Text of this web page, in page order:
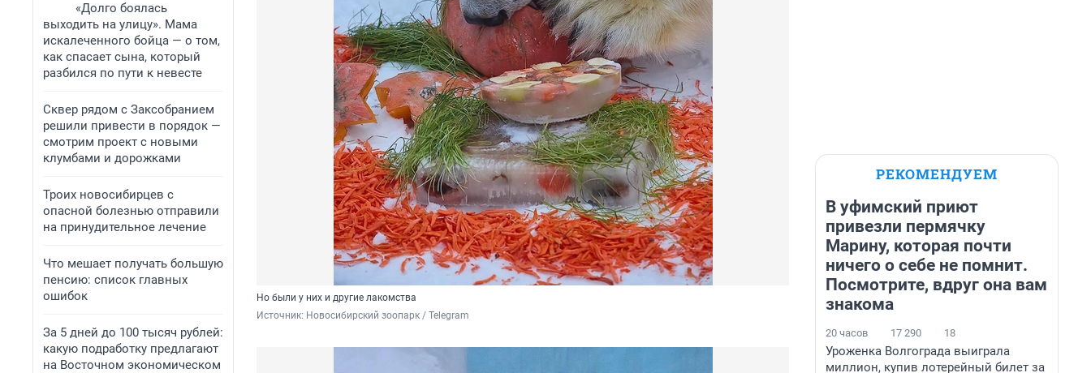
«Долго боялась
выходить на улицу». Мама
искалеченного бойца — о том,
как спасает сына, который
разбился по пути к невесте
Сквер рядом с Заксобранием
решили привести в порядок —
смотрим проект с новыми
клумбами и дорожками
Троих новосибирцев с
опасной болезнью отправили
на принудительное лечение
Что мешает получать большую
пенсию: список главных
ошибок
За 5 дней до 100 тысяч рублей:
какую подработку предлагают
на Восточном экономическом
Но были у них и другие лакомства
Источник: Новосибирский зоопарк / Telegram
РЕКОМЕНДУЕМ
В уфимский приют
привезли пермячку
Марину, которая почти
ничего о себе не помнит.
Посмотрите, вдруг она вам
знакома
20 часов 17 290 18
Уроженка Волгограда выиграла
миллион, купив лотерейный билет за